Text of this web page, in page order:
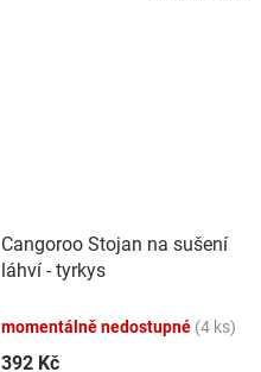
Cangoroo Stojan na sušení
láhví - tyrkys
momentálně nedostupné (4 ks)
392 Kč